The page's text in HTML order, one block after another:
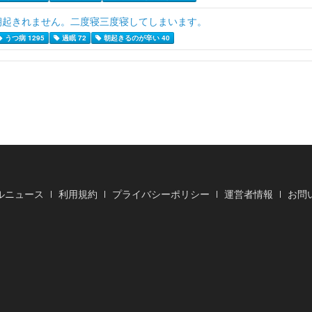
きれません。二度寝三度寝してしまいます。
うつ病 1295 過眠 72 朝起きるのが辛い 40
ニュース 利用規約 プライバシーポリシー 運営者情報 お問